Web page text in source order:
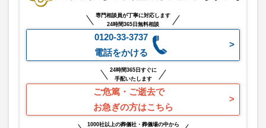
専門相談員が丁寧に対応します
24時間365日無料相談
0120-33-3737
電話をかける
24時間365日すぐに
手配いたします
ご危篤・ご逝去で
お急ぎの方はこちら
1000社以上の葬儀社・葬儀場の中から